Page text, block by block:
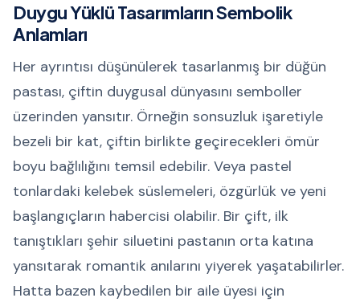
Duygu Yüklü Tasarımların Sembolik
Anlamları
Her ayrıntısı düşünülerek tasarlanmış bir düğün
pastası, çiftin duygusal dünyasını semboller
üzerinden yansıtır. Örneğin sonsuzluk işaretiyle
bezeli bir kat, çiftin birlikte geçirecekleri ömür
boyu bağlılığını temsil edebilir. Veya pastel
tonlardaki kelebek süslemeleri, özgürlük ve yeni
başlangıçların habercisi olabilir. Bir çift, ilk
tanıştıkları şehir siluetini pastanın orta katına
yansıtarak romantik anılarını yiyerek yaşatabilirler.
Hatta bazen kaybedilen bir aile üyesi için